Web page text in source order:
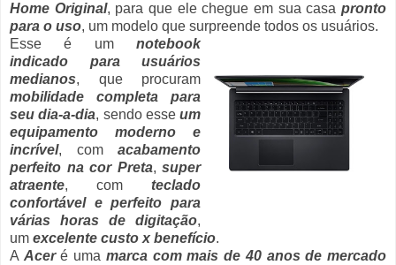
Home Original, para que ele chegue em sua casapronto
para o uso, um modelo que surpreende todos os usuários.
Esse é um notebook
indicado para usuários
medianos, que procuram
mobilidade completa para
seu dia-a-dia, sendo esse um
equipamento moderno e
incrível, com acabamento
perfeito na cor Preta, super
atraente, com teclado
confortável e perfeito para
várias horas de digitação,
um excelente custo x benefício.
A Aceré uma marca com mais de 40 anos de mercado